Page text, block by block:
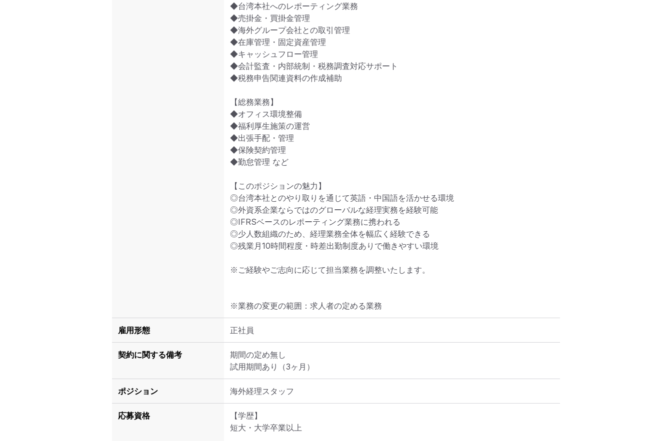
◆台湾本社へのレポーティング業務
◆売掛金・買掛金管理
◆海外グループ会社との取引管理
◆在庫管理・固定資産管理
◆キャッシュフロー管理
◆会計監査・内部統制・税務調査対応サポート
◆税務申告関連資料の作成補助
【総務業務】
◆オフィス環境整備
◆福利厚生施策の運営
◆出張手配・管理
◆保険契約管理
◆勤怠管理 など
【このポジションの魅力】
◎台湾本社とのやり取りを通じて英語・中国語を活かせる環境
◎外資系企業ならではのグローバルな経理実務を経験可能
◎IFRSベースのレポーティング業務に携われる
◎少人数組織のため、経理業務全体を幅広く経験できる
◎残業月10時間程度・時差出勤制度ありで働きやすい環境
※ご経験やご志向に応じて担当業務を調整いたします。
※業務の変更の範囲：求人者の定める業務
雇用形態 正社員
契約に関する備考
期間の定め無し
試用期間あり（3ヶ月）
ポジション 海外経理スタッフ
応募資格
【学歴】
短大・大学卒業以上